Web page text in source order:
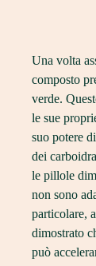
Una volta
composto
verde.
le sue
suo potere
dei
le pillole
non sono
particolare,
dimostrato
può